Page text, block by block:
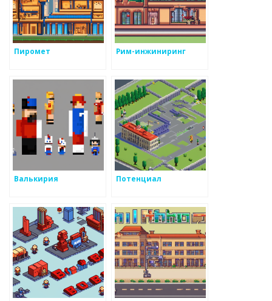
Пиромет Рим-инжиниринг
Валькирия Потенциал